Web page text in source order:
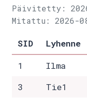
Päivitetty:
Mitattu: 2026-
SID Lyhenne
1
Ilma
3
Tie1